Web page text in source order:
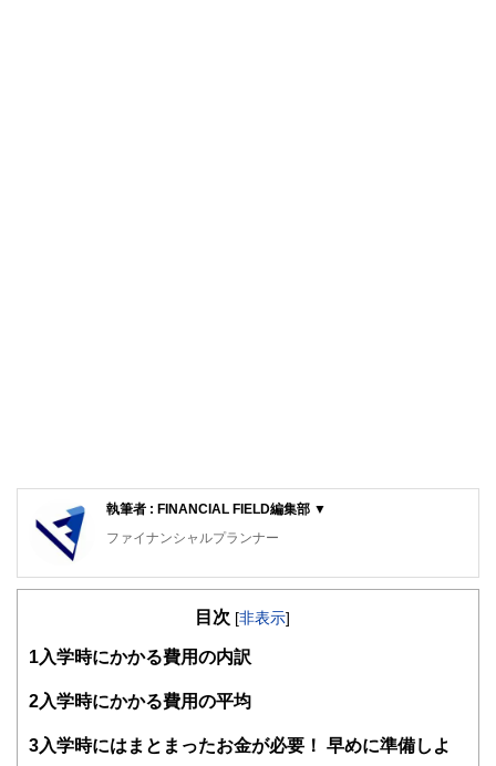
執筆者 : FINANCIAL FIELD編集部 ▼
ファイナンシャルプランナー
FinancialField編集部は、金融、経済に関する記事を、日々
知識がない方でも理解できるようわかりやすく発信していま
得者を中心に「お金や暮らし」に関する書籍・雑誌の編集経
験者で構成され、企画立案から記事掲載まですべての工程に
目次 [非表示]
1 入学時にかかる費用の内訳
2 入学時にかかる費用の平均
3 入学時にはまとまったお金が必要！ 早めに準備しよ